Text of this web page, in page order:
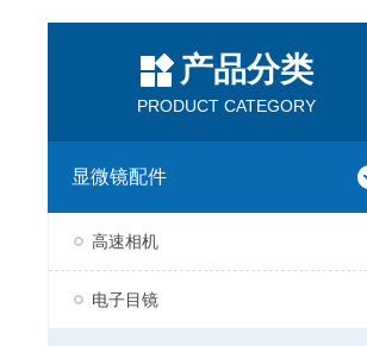
产品分类
PRODUCT CATEGORY
显微镜配件
高速相机
电子目镜